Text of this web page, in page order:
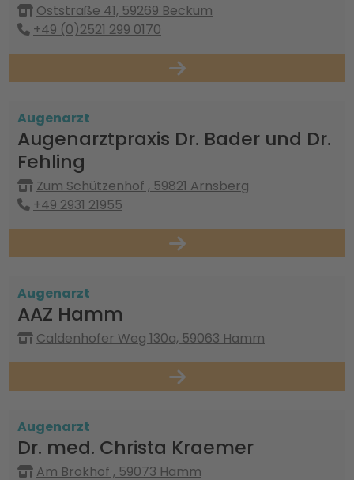
Oststraße 41, 59269 Beckum
+49 (0)2521 299 0170
Augenarzt
Augenarztpraxis Dr. Bader und Dr.
Fehling
Zum Schützenhof , 59821 Arnsberg
+49 2931 21955
Augenarzt
AAZ Hamm
Caldenhofer Weg 130a, 59063 Hamm
Augenarzt
Dr. med. Christa Kraemer
Am Brokhof , 59073 Hamm